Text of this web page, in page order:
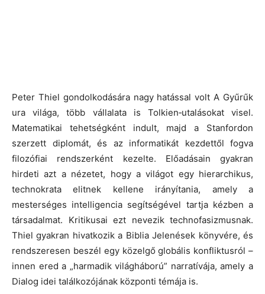
Peter Thiel gondolkodására nagy hatással volt A Gyűrűk
ura világa, több vállalata is Tolkien‑utalásokat visel.
Matematikai tehetségként indult, majd a Stanfordon
szerzett diplomát, és az informatikát kezdettől fogva
filozófiai rendszerként kezelte. Előadásain gyakran
hirdeti azt a nézetet, hogy a világot egy hierarchikus,
technokrata elitnek kellene irányítania, amely a
mesterséges intelligencia segítségével tartja kézben a
társadalmat. Kritikusai ezt nevezik technofasizmusnak.
Thiel gyakran hivatkozik a Biblia Jelenések könyvére, és
rendszeresen beszél egy közelgő globális konfliktusról –
innen ered a „harmadik világháború” narratívája, amely a
Dialog idei találkozójának központi témája is.